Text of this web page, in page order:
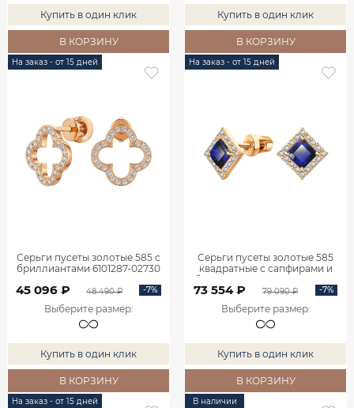
Купить в один клик
В КОРЗИНУ
Купить в один клик
В КОРЗИНУ
На заказ - от 15 дней
Серьги пусеты золотые 585 с
бриллиантами 6101287-02730
45 096 ₽ 48 490 ₽ -7%
Выберите размер:
Купить в один клик
В КОРЗИНУ
На заказ - от 15 дней
Серьги пусеты золотые 585
квадратные с сапфирами и
бриллиантами 6101095-02710
73 554 ₽ 79 090 ₽ -7%
Выберите размер:
Купить в один клик
В КОРЗИНУ
На заказ - от 15 дней В наличии